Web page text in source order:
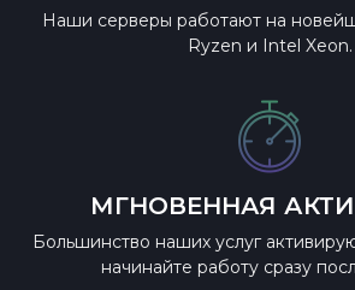
Наши серверы работают на
Ryzen и Intel Xeon.
МГНОВЕННАЯ
Большинство наших услуг
начинайте работу сразу